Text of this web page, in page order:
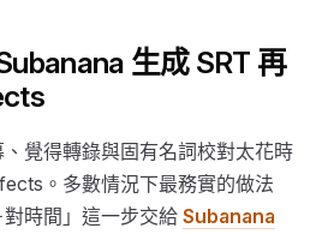
生成 SRT 再
覺得轉錄與固有名詞校對太花時
。多數情況下最務實的做法
時間」這一步交給 Subanana